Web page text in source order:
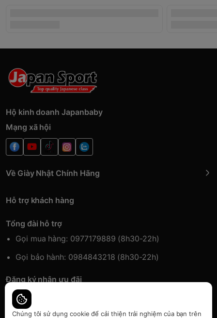
Hộ kinh doanh Japanbaby
Mạng xã hội
Về Giày Nhật Chính Hãng
Hỗ trợ khách hàng
Tổng đài hỗ trợ
Gọi mua hàng: 0977179889 (8h30-22h)
Gọi bảo hành: 0984843218 (8h30-22h)
Đăng ký nhận ưu đãi
Đăng kí để nhận thông tin ưu đãi sớm nhất.
Chúng tôi sử dụng cookie để cải thiện trải nghiệm của bạn trên